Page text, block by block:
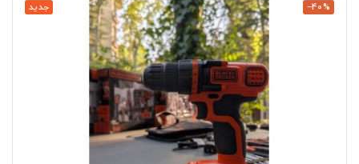
جدید ‎−40%